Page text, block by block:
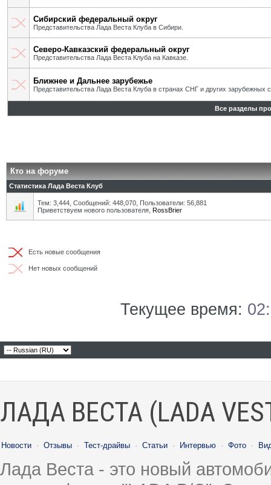
Сибирский федеральный округ
Представительства Лада Веста Клуба в Сибири.
Северо-Кавказский федеральный округ
Представительства Лада Веста Клуба на Кавказе.
Ближнее и Дальнее зарубежье
Представительства Лада Веста Клуба в странах СНГ и других зарубежных
Все разделы
Кто на форуме
Статистика Лада Веста Клуб
Тем: 3,444, Сообщений: 448,070, Пользователи: 56,881
Приветствуем нового пользователя, RossBrier
Есть новые сообщения
Нет новых сообщений
Текущее время:
ЛАДА ВЕСТА (LADA
Новости · Отзывы · Тест-драйвы · Статьи · Интервью · Фото ·
Лада Веста - это новый